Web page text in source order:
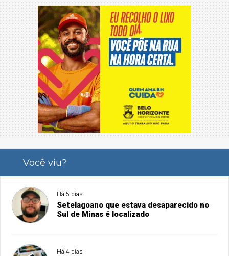
Você viu?
Há 5 dias
Setelagoano que estava desaparecido no
Sul de Minas é localizado
Há 4 dias